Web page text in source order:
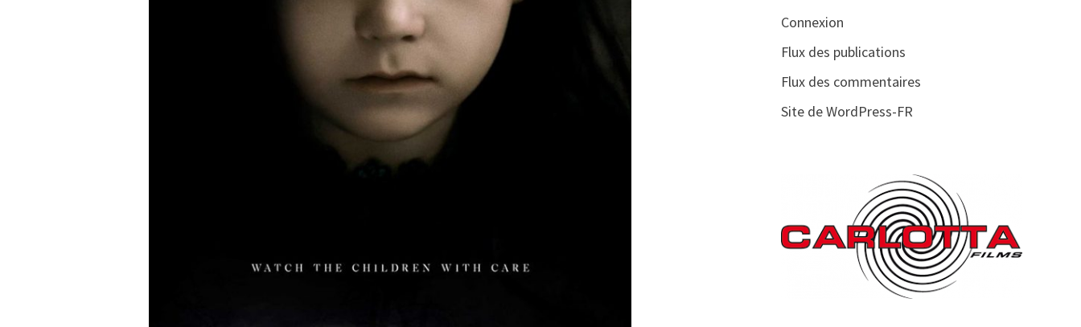
Connexion
Flux des publications
Flux des commentaires
Site de WordPress-FR